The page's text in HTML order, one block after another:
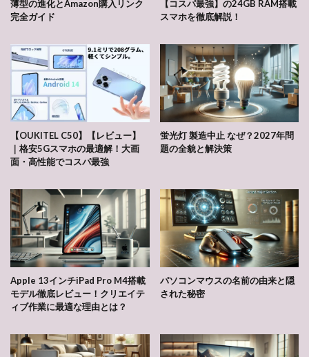
薄型の進化とAmazon購入リンク
完全ガイド
【コスパ最強】の24GB RAM搭載
スマホを徹底解説！
【OUKITEL C50】【レビュー】
｜格安5Gスマホの最適解！大画
面・高性能でコスパ最強
蛍光灯 製造中止 なぜ？2027年問
題の全貌と解決策
Apple 13インチiPad Pro M4搭載
モデル徹底レビュー！クリエイテ
ィブ作業に最適な理由とは？
パソコンマウスの名前の由来と隠
された秘密